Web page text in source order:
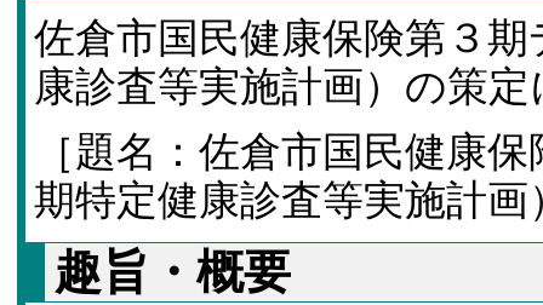
佐倉市国民健康保険第３
康診査等実施計画）の策
［題名：佐倉市国民健康
期特定健康診査等実施計画
趣旨・概要